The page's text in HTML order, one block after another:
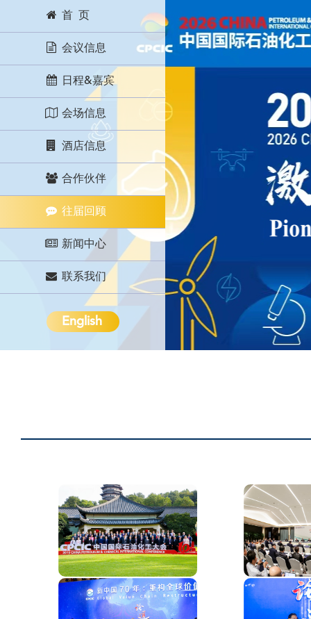
首 页
会议信息
日程&嘉宾
会场信息
酒店信息
合作伙伴
往届回顾
新闻中心
联系我们
English